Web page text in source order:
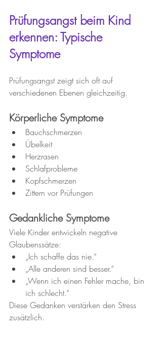
Prüfungsangst beim Kind
erkennen: Typische
Symptome
Prüfungsangst zeigt sich oft auf
verschiedenen Ebenen gleichzeitig.
Körperliche Symptome
Bauchschmerzen
Übelkeit
Herzrasen
Schlafprobleme
Kopfschmerzen
Zittern vor Prüfungen
Gedankliche Symptome
Viele Kinder entwickeln negative
Glaubenssätze:
„Ich schaffe das nie.“
„Alle anderen sind besser.“
„Wenn ich einen Fehler mache, bin
ich schlecht.“
Diese Gedanken verstärken den Stress
zusätzlich.